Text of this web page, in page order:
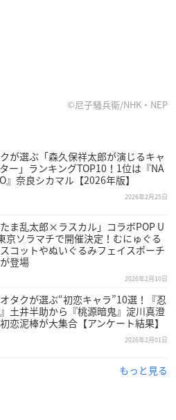
©尼子騒兵衛/NHK・NEP
が選ぶ「森久保祥太郎が演じるキャ
ー」ランキングTOP10！1位は『NA
』奈良シカマル【2026年版】
2026年2月25日
たま乱太郎×ラスカル」コラボPOP U
京ソラマチで開催決定！むにゅぐる
コットやぬいぐるみフェイスポーチ
登場
2026年2月10日
タクが選ぶ“初恋キャラ”10選！『忍
土井半助から『桃源暗鬼』淀川真澄
恋泥棒が大集合【アンケート結果】
2026年2月01日
もっと見る